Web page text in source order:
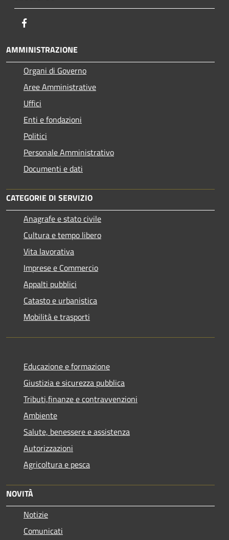
AMMINISTRAZIONE
Organi di Governo
Aree Amministrative
Uffici
Enti e fondazioni
Politici
Personale Amministrativo
Documenti e dati
CATEGORIE DI SERVIZIO
Anagrafe e stato civile
Cultura e tempo libero
Vita lavorativa
Imprese e Commercio
Appalti pubblici
Catasto e urbanistica
Mobilità e trasporti
Educazione e formazione
Giustizia e sicurezza pubblica
Tributi,finanze e contravvenzioni
Ambiente
Salute, benessere e assistenza
Autorizzazioni
Agricoltura e pesca
NOVITÀ
Notizie
Comunicati